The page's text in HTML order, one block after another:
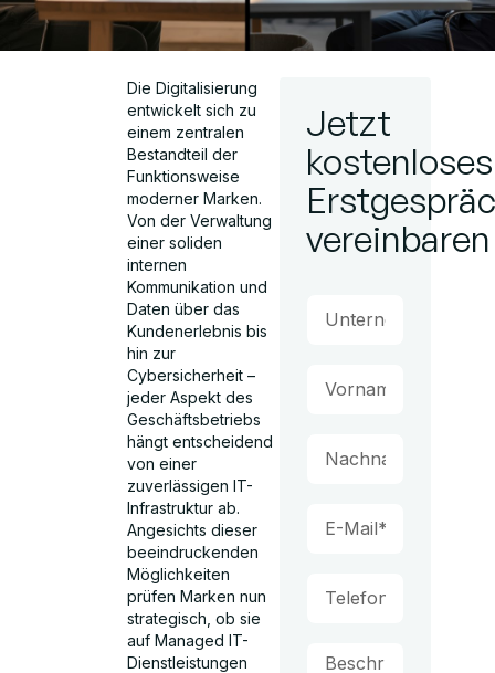
Die Digitalisierung
entwickelt sich zu
einem zentralen
Bestandteil der
Funktionsweise
moderner Marken.
Von der Verwaltung
einer soliden
internen
Kommunikation und
Daten über das
Kundenerlebnis bis
hin zur
Cybersicherheit –
jeder Aspekt des
Geschäftsbetriebs
hängt entscheidend
von einer
zuverlässigen IT-
Infrastruktur ab.
Angesichts dieser
beeindruckenden
Möglichkeiten
prüfen Marken nun
strategisch, ob sie
auf Managed IT-
Dienstleistungen
Jetzt
kostenloses
vereinbaren